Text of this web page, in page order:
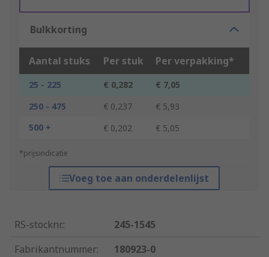
Bulkkorting
Aantal stuks Per stuk Per verpakking*
25 - 225 € 0,282
€ 7,05
250 - 475
€ 0,237
€ 5,93
500 +
€ 0,202 € 5,05
*prijsindicatie
Voeg toe aan onderdelenlijst
RS-stocknr.:
245-1545
Fabrikantnummer:
180923-0